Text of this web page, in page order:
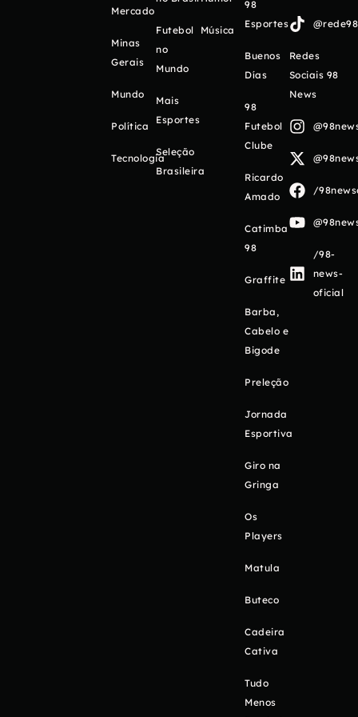
Mercado
Minas
Gerais
Mundo
Política
Tecnologia
Futebol
no
Mundo
Mais
Esportes
Seleção
Brasileira
Música
98
Esportes
Buenos
Días
98
Futebol
Clube
Ricardo
Amado
Catimba
98
Graffite
Barba,
Cabelo e
Bigode
Preleção
Jornada
Esportiva
Giro na
Gringa
Os
Players
Matula
Buteco
Cadeira
Cativa
Tudo
Menos
Redes
Sociais 98
News
/
/98-
news-
oficial